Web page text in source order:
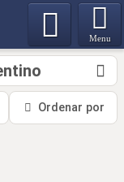
Menu
Ordenar por